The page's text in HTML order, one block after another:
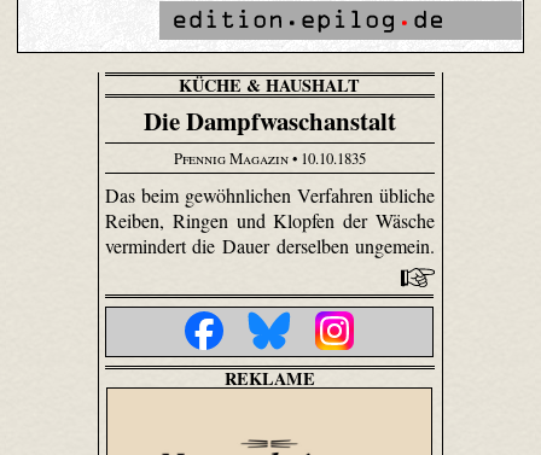
KÜCHE & HAUSHALT
Die Dampfwaschanstalt
Pfennig Magazin• 10.10.1835
Das beim gewöhnlichen Verfahren übliche
Reiben, Ringen und Klopfen der Wäsche
vermindert die Dauer derselben ungemein.
REKLAME